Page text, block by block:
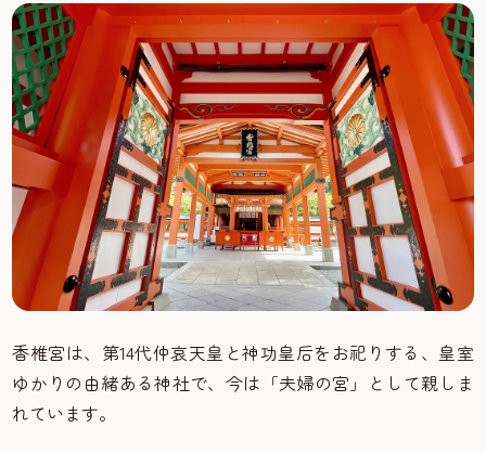
香椎宮は、第14代仲哀天皇と神功皇后をお祀りする、皇室
ゆかりの由緒ある神社で、今は「夫婦の宮」として親しま
れています。